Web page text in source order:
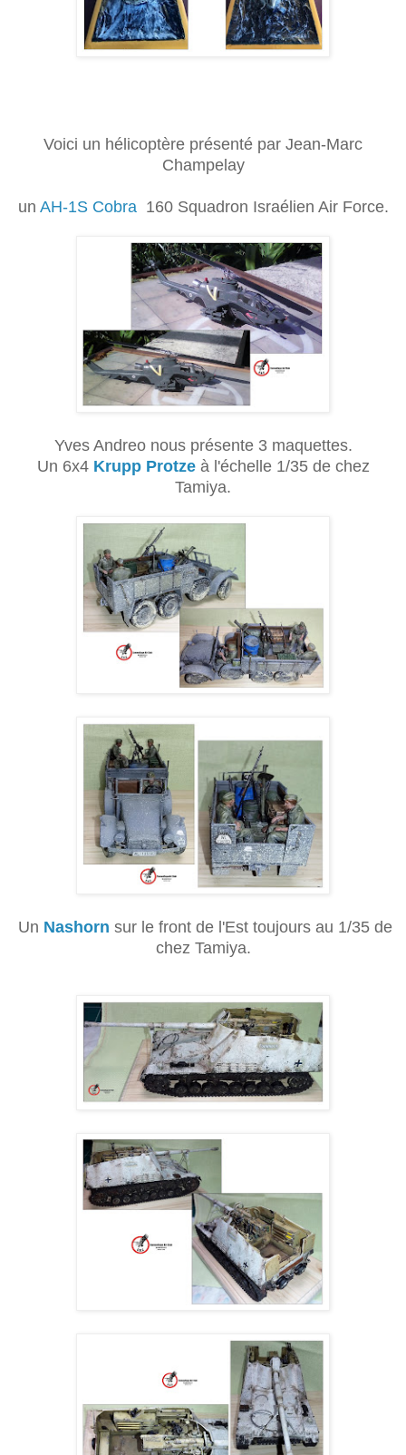
Voici un hélicoptère présenté par Jean-Marc
Champelay
un AH-1S Cobra 160 Squadron Israélien Air Force.
Yves Andreo nous présente 3 maquettes.
Un 6x4 Krupp Protzeà l'échelle 1/35 de chez
Tamiya.
Un Nashorn sur le front de l'Est toujours au 1/35 de
chez Tamiya.